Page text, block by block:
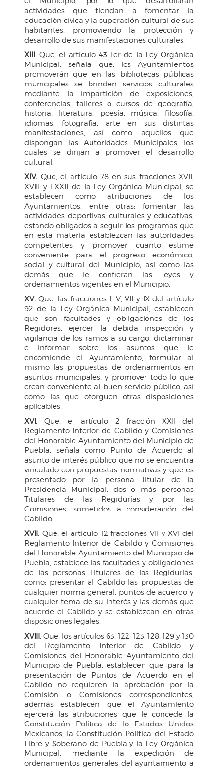
actividades que tiendan a fomentar la
educación cívica y la superación cultural de sus
habitantes, promoviendo la protección y
desarrollo de sus manifestaciones culturales.
XIII . Que, el artículo 43 Ter de la Ley Orgánica
Municipal, señala que, los Ayuntamientos
promoverán que en las bibliotecas públicas
municipales se brinden servicios culturales
mediante la impartición de exposiciones,
conferencias, talleres o cursos de geografía,
historia, literatura, poesía, música, filosofía,
idiomas, fotografía, arte en sus distintas
manifestaciones, así como aquellos que
dispongan las Autoridades Municipales, los
cuales se dirijan a promover el desarrollo
cultural.
XIV. Que, el artículo 78 en sus fracciones XVII,
XVIII y LXXII de la Ley Orgánica Municipal, se
establecen como atribuciones de los
Ayuntamientos, entre otras: fomentar las
actividades deportivas, culturales y educativas,
estando obligados a seguir los programas que
en esta materia establezcan las autoridades
competentes y promover cuanto estime
conveniente para el progreso económico,
social y cultural del Municipio; así como las
demás que le confieran las leyes y
ordenamientos vigentes en el Municipio.
XV. Que, las fracciones I, V, VII y IX del artículo
92 de la Ley Orgánica Municipal, establecen
que son facultades y obligaciones de los
Regidores, ejercer la debida inspección y
vigilancia de los ramos a su cargo, dictaminar
e informar sobre los asuntos que le
encomiende el Ayuntamiento, formular al
mismo las propuestas de ordenamientos en
asuntos municipales, y promover todo lo que
crean conveniente al buen servicio público, así
como las que otorguen otras disposiciones
aplicables.
XVI . Que, el artículo 2 fracción XXII del
Reglamento Interior de Cabildo y Comisiones
del Honorable Ayuntamiento del Municipio de
Puebla, señala como Punto de Acuerdo al
asunto de interés público que no se encuentra
vinculado con propuestas normativas y que es
presentado por la persona Titular de la
Presidencia Municipal, dos o más personas
Titulares de las Regidurías y por las
Comisiones, sometidos a consideración del
Cabildo.
XVII . Que, el artículo 12 fracciones VII y XVI del
Reglamento Interior de Cabildo y Comisiones
del Honorable Ayuntamiento del Municipio de
Puebla, establece las facultades y obligaciones
de las personas Titulares de las Regidurías,
como: presentar al Cabildo las propuestas de
cualquier norma general, puntos de acuerdo y
cualquier tema de su interés y las demás que
acuerde el Cabildo y se establezcan en otras
disposiciones legales.
XVIII . Que, los artículos 63, 122, 123, 128, 129 y 130
del Reglamento Interior de Cabildo y
Comisiones del Honorable Ayuntamiento del
Municipio de Puebla, establecen que para la
presentación de Puntos de Acuerdo en el
Cabildo no requieren la aprobación por la
Comisión o Comisiones correspondientes,
además establecen que el Ayuntamiento
ejercerá las atribuciones que le concede la
Constitución Política de lo Estados Unidos
Mexicanos, la Constitución Política del Estado
Libre y Soberano de Puebla y la Ley Orgánica
Municipal, mediante la expedición de
ordenamientos generales del ayuntamiento a